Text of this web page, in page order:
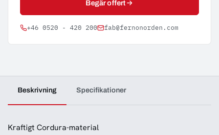
Begär offert
+46 0520 - 420 200 fab@fernonorden.com
Beskrivning Specifikationer
Kraftigt Cordura-material